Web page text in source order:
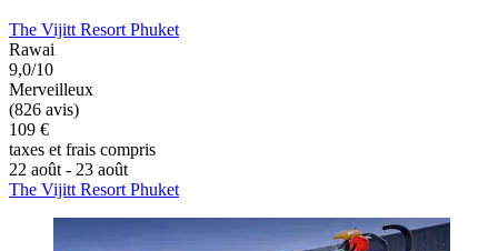
The Vijitt Resort Phuket
Rawai
9,0/10
Merveilleux
(826 avis)
109 €
taxes et frais compris
22 août - 23 août
The Vijitt Resort Phuket